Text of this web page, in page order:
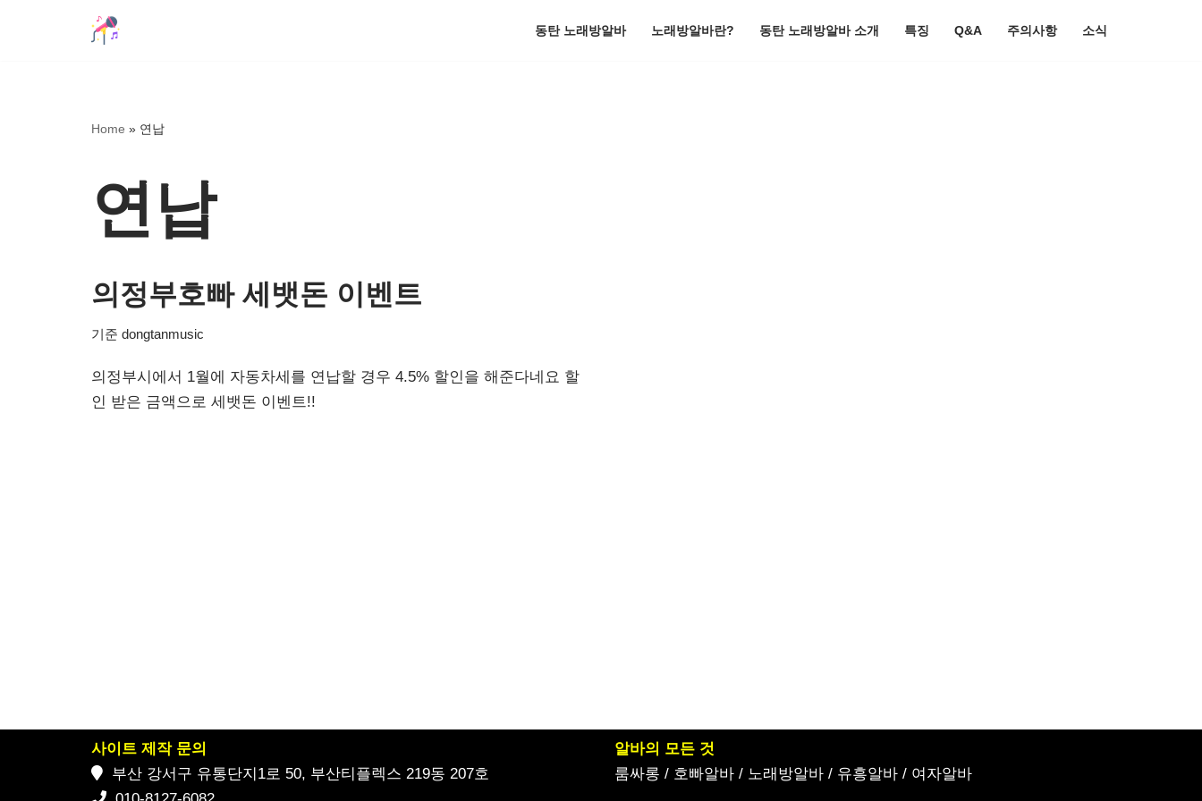
동탄 노래방알바 노래방알바란? 동탄 노래방알바 소개 특징 Q&A 주의사항 소식
Home » 연납
연납
의정부호빠 세뱃돈 이벤트
기준 dongtanmusic
의정부시에서 1월에 자동차세를 연납할 경우 4.5% 할인을 해준다네요 할
인 받은 금액으로 세뱃돈 이벤트!!
사이트 제작 문의
부산 강서구 유통단지1로 50, 부산티플렉스 219동 207호
알바의 모든 것
룸싸롱 / 호빠알바 / 노래방알바 / 유흥알바 / 여자알바